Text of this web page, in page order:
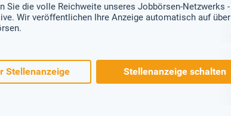
Sie die volle Reichweite unseres Jobbörsen-Netzwerks
Wir veröffentlichen Ihre Anzeige automatisch auf
Stellenanzeige Stellenanzeige schalten